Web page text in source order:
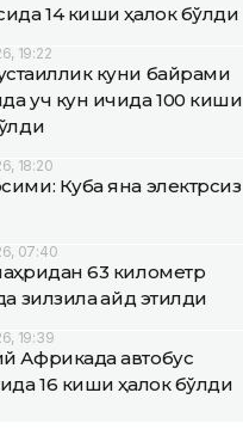
14 киши ҳалок бўлди
19:22
куни байрами
уч кун ичида 100 киши
18:20
Куба яна электрсиз
07:40
63 километр
зилзила қайд этилди
19:39
Африкада автобус
16 киши ҳалок бўлди